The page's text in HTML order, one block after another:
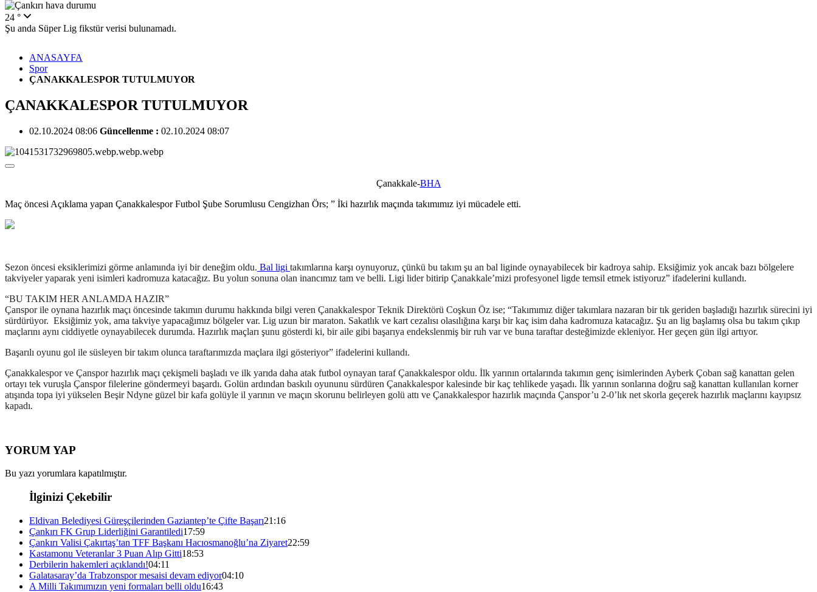
24 °
Şu anda Süper Lig fikstür verisi bulunamadı.
ANASAYFA
Spor
ÇANAKKALESPOR TUTULMUYOR
ÇANAKKALESPOR TUTULMUYOR
02.10.2024 08:06 Güncellenme : 02.10.2024 08:07
Çanakkale-BHA
Maç öncesi Açıklama yapan Çanakkalespor Futbol Şube Sorumlusu Cengizhan Örs; ” İki hazırlık maçında takımımız iyi mücadele etti.
Sezon öncesi eksiklerimizi görme anlamında iyi bir deneğim oldu. Bal ligi takımlarına karşı oynuyoruz, çünkü bu takım şu an bal liginde oynayabilecek bir kadroya sahip. Eksiğimiz yok ancak bazı bölgelere
takviyeler yaparak yeni isimleri kadromuza katacağız. Bu yolun sonuna olan inancımız tam ve belli. Ligi lider bitirip Çanakkale’mizi profesyonel ligde temsil etmek istiyoruz” ifadelerini kullandı.
“BU TAKIM HER ANLAMDA HAZIR”
Çanspor ile oynana hazırlık maçı öncesinde takımın durumu hakkında bilgi veren Çanakkalespor Teknik Direktörü Coşkun Öz ise; “Takımımız diğer takımlara nazaran bir tık geriden başladığı hazırlık sürecini iyi
sürdürüyor. Eksiğimiz yok, ama takviye yapacağımız bölgeler var. Lig uzun bir maraton. Sakatlık ve kart cezalısı olasılığına karşı bir kaç isim daha kadromuza katacağız. Şu an lig başlamış olsa bu takım çıkıp
maçlarını aynı ciddiyetle oynayabilecek durumda. Hazırlık maçları şunu gösterdi ki, bir aile gibi başarıya endekslenmiş bir ruh var ve buna taraftar desteğimizde ekleniyor. Her geçen gün ilgi artıyor.
Başarılı oyunu gol ile süsleyen bir takım olunca taraftarımızda maçlara ilgi gösteriyor” ifadelerini kullandı.
Çanakkalespor ve Çanspor hazırlık maçı çekişmeli başladı ve ilk yarıda daha atak futbol oynayan taraf Çanakkalespor oldu. İlk yarının ortalarında takımın genç isimlerinden Ayberk Çoban sağ kanattan gelen
ortayı tek vuruşla Çanspor filelerine göndermeyi başardı. Golün ardından baskılı oyununu sürdüren Çanakkalespor kalesinde bir kaç tehlikede yaşadı. İlk yarının sonlarına doğru sağ kanattan kullanılan korner
atışında topa iyi yükselen Beşir Ndyne güzel bir kafa golüyle il yarının ve maçın skorunu belirleyen golü attı ve Çanakkalespor hazırlık maçında Çanspor’u 2-0’lık net skorla geçerek hazırlık maçlarını kayıpsız
kapadı.
YORUM YAP
Bu yazı yorumlara kapatılmıştır.
İlginizi Çekebilir
Eldivan Belediyesi Güreşçilerinden Gaziantep’te Çifte Başarı21:16
Çankırı FK Grup Liderliğini Garantiledi17:59
Çankırı Valisi Çakırtaş’tan TFF Başkanı Hacıosmanoğlu’na Ziyaret22:59
Kastamonu Veteranlar 3 Puan Alıp Gitti18:53
Derbilerin hakemleri açıklandı!04:11
Galatasaray’da Trabzonspor mesaisi devam ediyor04:10
A Milli Takımımızın yeni formaları belli oldu16:43